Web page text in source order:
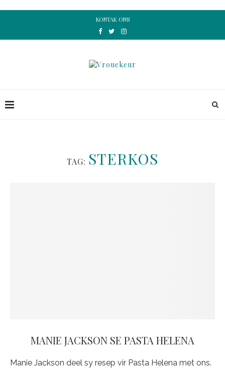
KONTAK ONS
TAG: STERKOS
MANIE JACKSON SE PASTA HELENA
Manie Jackson deel sy resep vir Pasta Helena met ons.